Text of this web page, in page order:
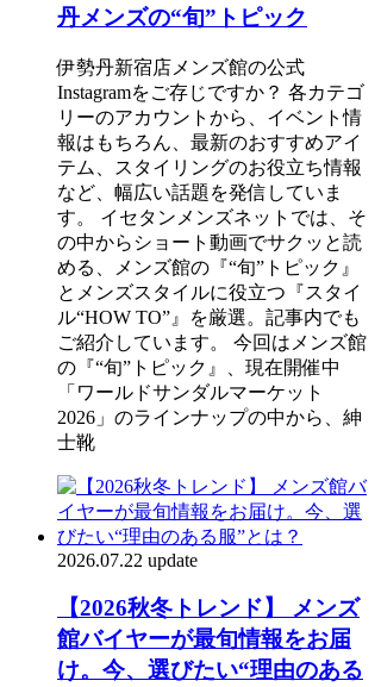
丹メンズの“旬”トピック
伊勢丹新宿店メンズ館の公式
Instagramをご存じですか？ 各カテゴ
リーのアカウントから、イベント情
報はもちろん、最新のおすすめアイ
テム、スタイリングのお役立ち情報
など、幅広い話題を発信していま
す。 イセタンメンズネットでは、そ
の中からショート動画でサクッと読
める、メンズ館の『“旬”トピック』
とメンズスタイルに役立つ『スタイ
ル“HOW TO”』を厳選。記事内でも
ご紹介しています。 今回はメンズ館
の『“旬”トピック』、現在開催中
「ワールドサンダルマーケット
2026」のラインナップの中から、紳
士靴
2026.07.22 update
【2026秋冬トレンド】 メンズ
館バイヤーが最旬情報をお届
け。今、選びたい“理由のある